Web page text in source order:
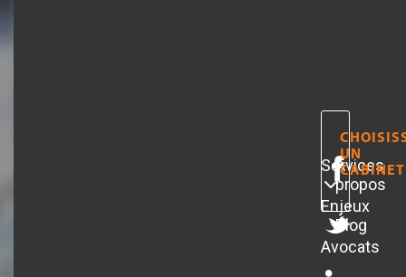
Services
Enjeux
Avocats
A
propos
Blog
UN
CABINET